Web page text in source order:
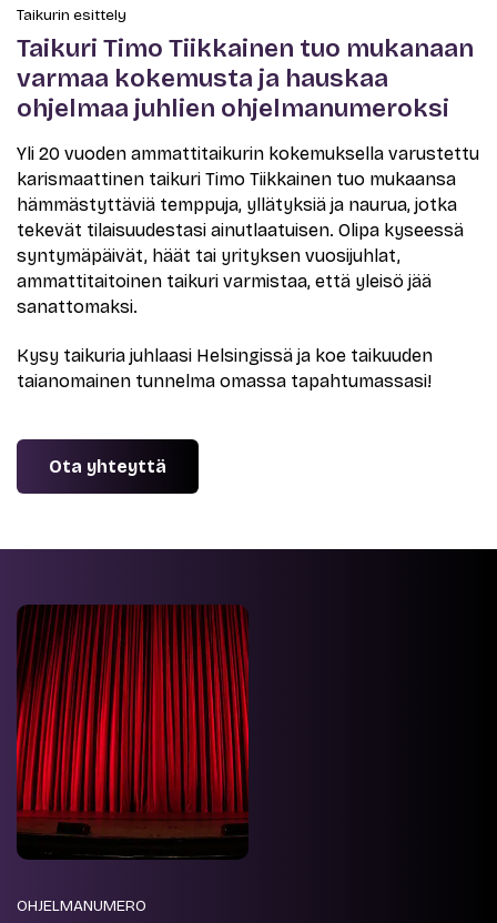
Taikurin esittely
Taikuri Timo Tiikkainen tuo mukanaan
varmaa kokemusta ja hauskaa
ohjelmaa juhlien ohjelmanumeroksi
Yli 20 vuoden ammattitaikurin kokemuksella varustettu
karismaattinen taikuri Timo Tiikkainen tuo mukaansa
hämmästyttäviä temppuja, yllätyksiä ja naurua, jotka
tekevät tilaisuudestasi ainutlaatuisen. Olipa kyseessä
syntymäpäivät, häät tai yrityksen vuosijuhlat,
ammattitaitoinen taikuri varmistaa, että yleisö jää
sanattomaksi.
Kysy taikuria juhlaasi Helsingissä ja koe taikuuden
taianomainen tunnelma omassa tapahtumassasi!
Ota yhteyttä
OHJELMANUMERO